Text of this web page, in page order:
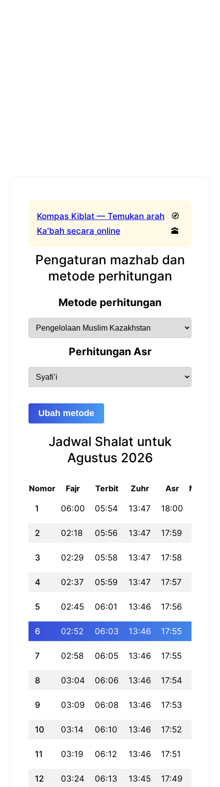
Kompas Kiblat — Temukan arah
Ka'bah secara online
🧭
🕋
Pengaturan mazhab dan
metode perhitungan
Metode perhitungan
Perhitungan Asr
Ubah metode
Jadwal Shalat untuk
Agustus 2026
Nomor Fajr Terbit Zuhr Asr
1 06:00 05:54 13:47 18:00
2 02:18 05:56 13:47 17:59
3 02:29 05:58 13:47 17:58
4 02:37 05:59 13:47 17:57
5 02:45 06:01 13:46 17:56
6 02:52 06:03 13:46 17:55
7 02:58 06:05 13:46 17:55
8 03:04 06:06 13:46 17:54
9 03:09 06:08 13:46 17:53
10 03:14 06:10 13:46 17:52
11 03:19 06:12 13:46 17:51
12 03:24 06:13 13:45 17:49